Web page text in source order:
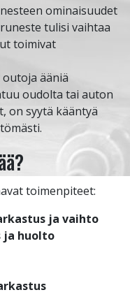
ominaisuudet
tulisi vaihtaa
toimivat
outoja ääniä
oudolta tai auton
on syytä kääntyä
toimenpiteet:
ja vaihto
ja huolto